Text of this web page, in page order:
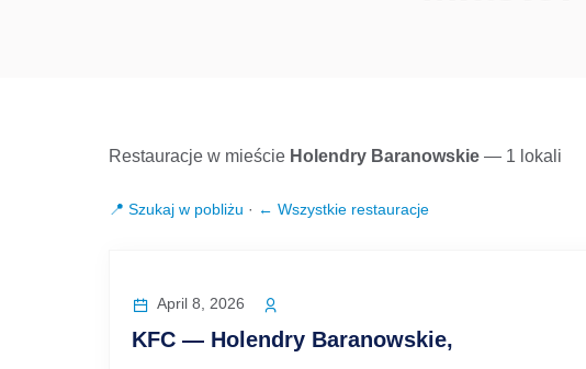
Restauracje w mieście Holendry Baranowskie — 1 lokali
📍 Szukaj w pobliżu · ← Wszystkie restauracje
April 8, 2026
KFC — Holendry Baranowskie,